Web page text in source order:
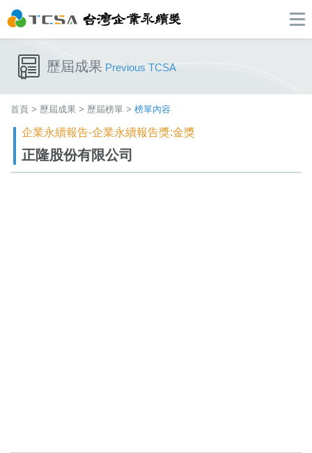
歷屆成果 Previous TCSA
首頁 > 歷屆成果 > 歷屆榜單 > 榜單內容
企業永續報告-企業永續報告獎:金獎
正隆股份有限公司